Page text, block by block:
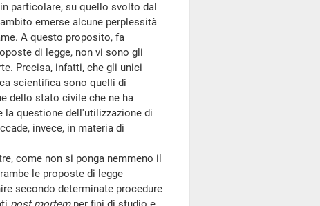
particolare, su quello svolto dal
emerse alcune perplessità
A questo proposito, fa
di legge, non vi sono gli
Precisa, infatti, che gli unici
scientifica sono quelli di
dello stato civile che ne ha
la questione dell'utilizzazione di
invece, in materia di
come non si ponga nemmeno il
le proposte di legge
secondo determinate procedure